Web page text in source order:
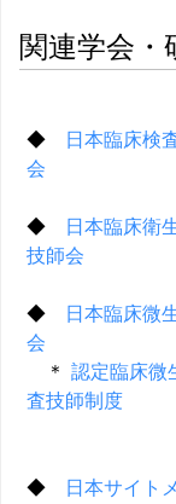
関連学会・
◆
日本臨床検
会
◆
日本臨床衛
技師会
◆
日本臨床微
会
＊ 認定臨床微
査技師制度
◆
日本サイト